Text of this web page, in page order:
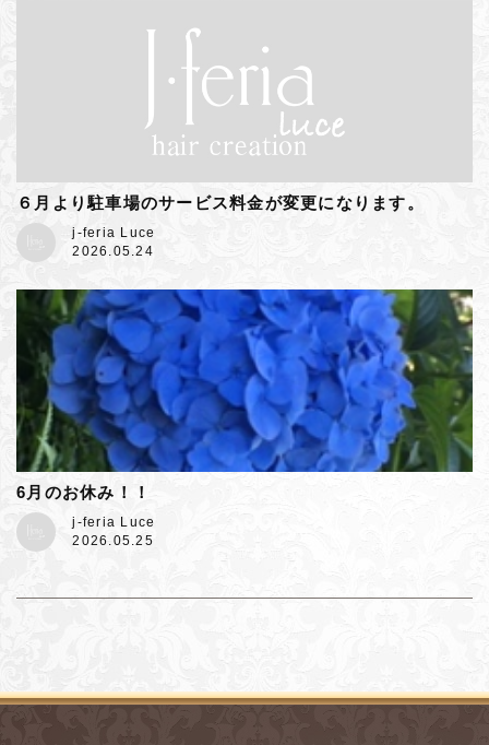
６月より駐車場のサービス料金が変更になります。
j-feria Luce
2026.05.24
6月のお休み！！
j-feria Luce
2026.05.25